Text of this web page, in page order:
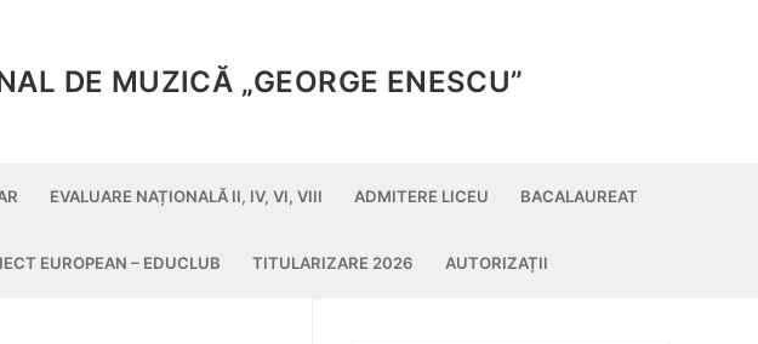
DE MUZICĂ „GEORGE ENESCU”
EVALUARE NAȚIONALĂ II, IV, VI, VIII ADMITERE LICEU BACALAUREAT
EUROPEAN – EDUCLUB TITULARIZARE 2026 AUTORIZAȚII